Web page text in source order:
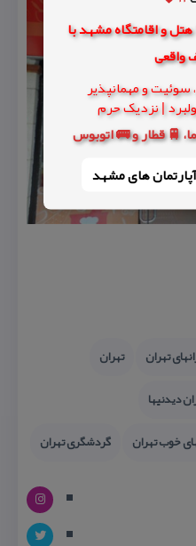
🎁 امکان رزرو بیش از 1000 هتل و اقامتگاه مشهد با
سوئیت و مهمانپذیر
🚆 قطار و 🚌 اتوبوس
های مشهد
تهران
تهران
دیدنیها
خوب تهران گردشگری تهران